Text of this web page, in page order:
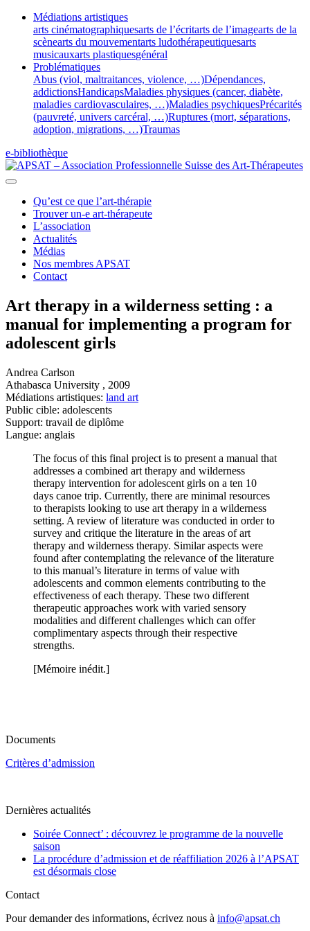
Médiations artistiques
arts cinématographiquesarts de l’écritarts de l’imagearts de la
scènearts du mouvementarts ludothérapeutiquesarts
musicauxarts plastiquesgénéral
Problématiques
Abus (viol, maltraitances, violence, …)Dépendances,
addictionsHandicapsMaladies physiques (cancer, diabète,
maladies cardiovasculaires, …)Maladies psychiquesPrécarités
(pauvreté, univers carcéral, …)Ruptures (mort, séparations,
adoption, migrations, …)Traumas
e-bibliothèque
Qu’est ce que l’art-thérapie
Trouver un-e art-thérapeute
L’association
Actualités
Médias
Nos membres APSAT
Contact
Art therapy in a wilderness setting : a
manual for implementing a program for
adolescent girls
Andrea Carlson
Athabasca University , 2009
Médiations artistiques: land art
Public cible: adolescents
Support: travail de diplôme
Langue: anglais
The focus of this final project is to present a manual that
addresses a combined art therapy and wilderness
therapy intervention for adolescent girls on a ten 10
days canoe trip. Currently, there are minimal resources
to therapists looking to use art therapy in a wilderness
setting. A review of literature was conducted in order to
survey and critique the literature in the areas of art
therapy and wilderness therapy. Similar aspects were
found after contemplating the relevance of the literature
to this manual’s literature in terms of value with
adolescents and common elements contributing to the
effectiveness of each therapy. These two different
therapeutic approaches work with varied sensory
modalities and different challenges which can offer
complimentary aspects through their respective
strengths.
[Mémoire inédit.]
Documents
Critères d’admission
Dernières actualités
Soirée Connect’ : découvrez le programme de la nouvelle
saison
La procédure d’admission et de réaffiliation 2026 à l’APSAT
est désormais close
Contact
Pour demander des informations, écrivez nous à info@apsat.ch